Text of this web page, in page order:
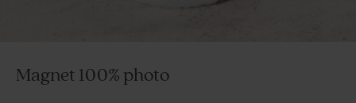
Magnet 100% photo